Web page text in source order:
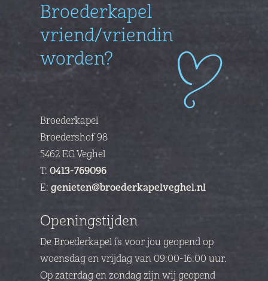
Broederkapel
vriend/vriendin
worden?
Broederkapel
Broedershof 98
5462 EG Veghel
T:0413-769096
E:genieten@broederkapelveghel.nl
Openingstijden
De Broederkapel is voor jou geopend op
woensdag en vrijdag van09:00-16:00 uur.
Op zaterdag en zondag zijn wij geopend